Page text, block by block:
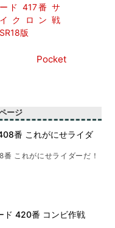
ード 417番 サ
イクロン戦
SR18版
Pocket
ージ
番 これがにせライダ
これがにせライダーだ！
ド 420番 コンビ作戦